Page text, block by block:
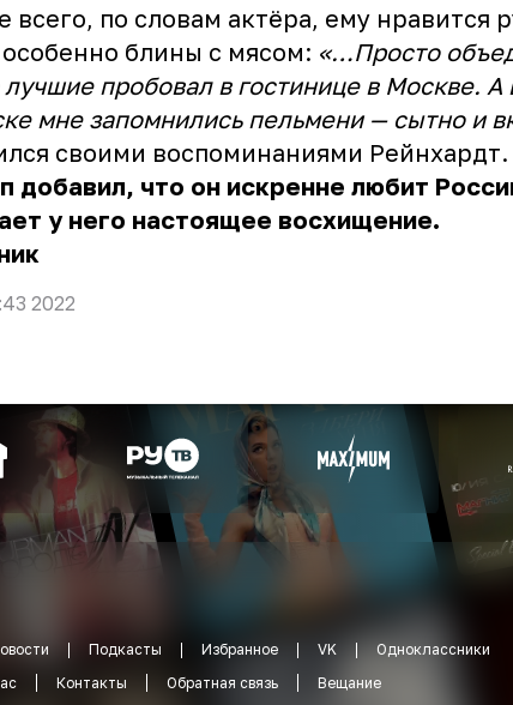
всего, по словам актёра, ему нравится
особенно блины с мясом: «…Просто
пробовал в гостинице в Москве. А
мне запомнились пельмени — сытно и
своими воспоминаниями Рейнхардт.
добавил, что он искренне любит
у него настоящее восхищение.
2022
Подкасты Избранное VK
Одноклассники
Контакты Обратная связь Вещание